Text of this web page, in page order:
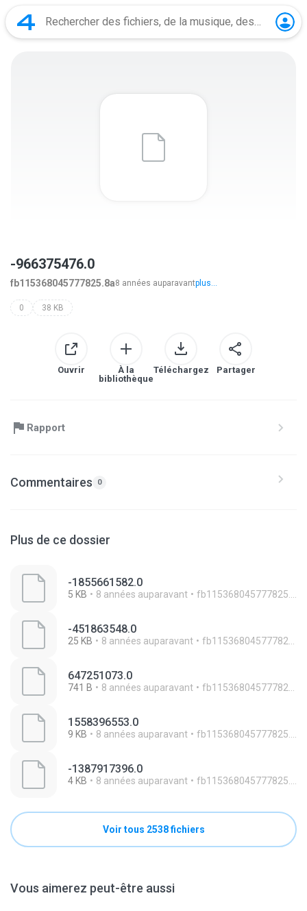
-966375476.0
fb115368045777825.8a8 années auparavantplus...
0 38 KB
Ouvrir
À la
bibliothèque
Téléchargez Partager
Rapport
Commentaires 0
Plus de ce dossier
-1855661582.0
5 KB 8 années auparavant fb115368045777825.8a52c0a5
-451863548.0
25 KB 8 années auparavant fb115368045777825.8a52c0a5
647251073.0
741 B 8 années auparavant fb115368045777825.8a52c0a5
1558396553.0
9 KB 8 années auparavant fb115368045777825.8a52c0a5
-1387917396.0
4 KB 8 années auparavant fb115368045777825.8a52c0a5
Voir tous 2538 fichiers
Vous aimerez peut-être aussi